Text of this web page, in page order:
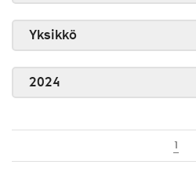
Yksikkö
2024
1